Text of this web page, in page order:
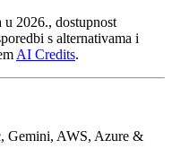
2026., dostupnost
s alternativama i
AI Credits.
Gemini, AWS, Azure &